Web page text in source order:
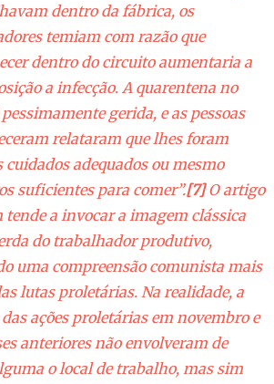
dentro da fábrica, os
temiam com razão que
dentro do circuito aumentaria a
a infecção. A quarentena no
gerida, e as pessoas
relataram que lhes foram
cuidados adequados ou mesmo
suficientes para comer”.[7]O artigo
tende a invocar a imagem clássica
do trabalhador produtivo,
uma compreensão comunista mais
lutas proletárias. Na realidade, a
ações proletárias em novembro e
anteriores não envolveram de
o local de trabalho, mas sim